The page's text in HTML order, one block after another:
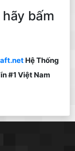
bấm
Hệ Thống
#1 Việt Nam